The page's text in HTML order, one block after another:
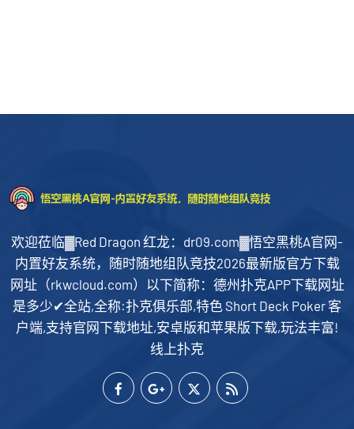
欢迎莅临▓Red Dragon 红龙：dr09.com▓悟空黑桃A官网-
内置好友系统，随时随地组队竞技2026最新版官方下载
网址（rkwcloud.com）以下简称：德州扑克APP下载网址
是多少✔全站,全称:扑克俱乐部,特色 Short Deck Poker 客
户端,支持官网下载地址,安卓版和苹果版下载,玩法丰富!
线上扑克